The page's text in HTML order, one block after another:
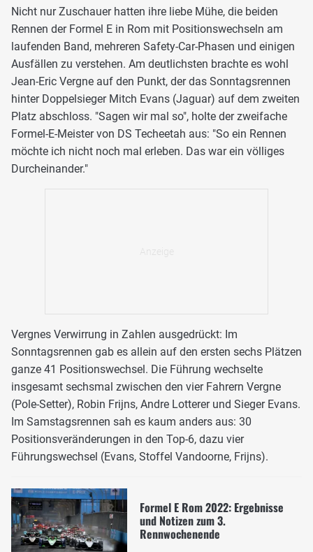
Nicht nur Zuschauer hatten ihre liebe Mühe, die beiden
Rennen der Formel E in Rom mit Positionswechseln am
laufenden Band, mehreren Safety-Car-Phasen und einigen
Ausfällen zu verstehen. Am deutlichsten brachte es wohl
Jean-Eric Vergne auf den Punkt, der das Sonntagsrennen
hinter Doppelsieger Mitch Evans (Jaguar) auf dem zweiten
Platz abschloss. "Sagen wir mal so", holte der zweifache
Formel-E-Meister von DS Techeetah aus: "So ein Rennen
möchte ich nicht noch mal erleben. Das war ein völliges
Durcheinander."
Vergnes Verwirrung in Zahlen ausgedrückt: Im
Sonntagsrennen gab es allein auf den ersten sechs Plätzen
ganze 41 Positionswechsel. Die Führung wechselte
insgesamt sechsmal zwischen den vier Fahrern Vergne
(Pole-Setter), Robin Frijns, Andre Lotterer und Sieger Evans.
Im Samstagsrennen sah es kaum anders aus: 30
Positionsveränderungen in den Top-6, dazu vier
Führungswechsel (Evans, Stoffel Vandoorne, Frijns).
Formel E Rom 2022: Ergebnisse
und Notizen zum 3.
Rennwochenende